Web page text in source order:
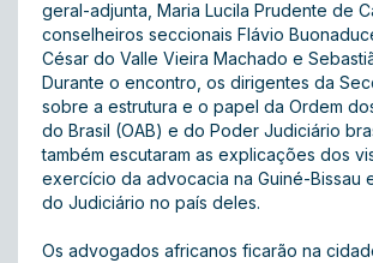
geral-adjunta, Maria Lucila Prudente de
conselheiros seccionais Flávio
César do Valle Vieira Machado e
Durante o encontro, os dirigentes da
sobre a estrutura e o papel da Ordem
do Brasil (OAB) e do Poder Judiciário
também escutaram as explicações dos
exercício da advocacia na Guiné-Bissau
do Judiciário no país deles.
Os advogados africanos ficarão na